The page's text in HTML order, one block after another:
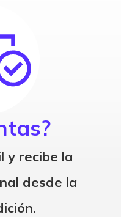
y recibe la
desde la